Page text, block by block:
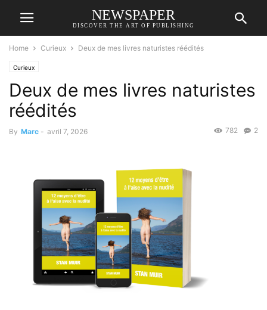
NEWSPAPER
DISCOVER THE ART OF PUBLISHING
Home Curieux Deux de mes livres naturistes réédités
Curieux
Deux de mes livres naturistes
réédités
By Marc - avril 7, 2026 2
782